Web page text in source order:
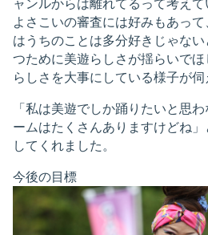
ャンルからは離れてるって考えて
よさこいの審査には好みもあっ
はうちのことは多分好きじゃな
つために美遊らしさが揺らいで
らしさを大事にしている様子が伺
「私は美遊でしか踊りたいと思
ームはたくさんありますけどね
してくれました。
今後の目標